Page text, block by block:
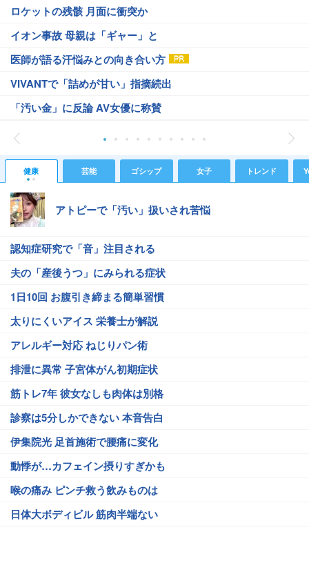
ロケットの残骸 月面に衝突か
イオン事故 母親は「ギャー」と
医師が語る汗悩みとの向き合い方
VIVANTで「詰めが甘い」指摘続出
「汚い金」に反論 AV女優に称賛
健康 芸能 ゴシップ 女子 トレンド
アトピーで「汚い」扱いされ苦悩
認知症研究で「音」注目される
夫の「産後うつ」にみられる症状
1日10回 お腹引き締まる簡単習慣
太りにくいアイス 栄養士が解説
アレルギー対応 ねじりパン術
排泄に異常 子宮体がん初期症状
筋トレ7年 彼女なしも肉体は別格
診察は5分しかできない 本音告白
伊集院光 足首施術で腰痛に変化
動悸が…カフェイン摂りすぎかも
喉の痛み ピンチ救う飲みものは
日体大ボディビル 筋肉半端ない